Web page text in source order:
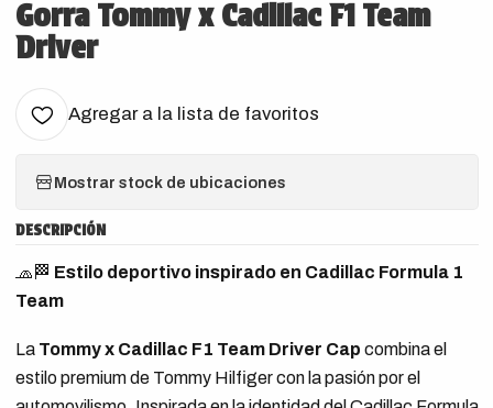
Gorra Tommy x Cadillac F1 Team
Driver
Agregar a la lista de favoritos
Mostrar stock de ubicaciones
DESCRIPCIÓN
🧢🏁 Estilo deportivo inspirado en Cadillac Formula 1
Team
La Tommy x Cadillac F1 Team Driver Cap combina el
estilo premium de Tommy Hilfiger con la pasión por el